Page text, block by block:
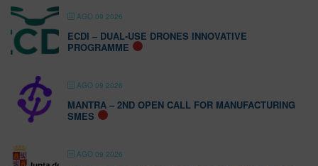
AGO 09 2026
ECDI – DUAL-USE DRONES INNOVATIVE
PROGRAMME
AGO 09 2026
MANTRA – 2ND OPEN CALL FOR MANUFACTURING
SMES
AGO 09 2026